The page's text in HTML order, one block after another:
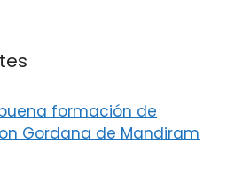
formación de
Gordana de Mandiram